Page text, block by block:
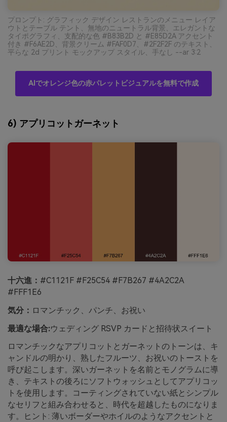
プロンプト: グラフィック デザイン レストランのメニュー レイア
ウトとテーブル テント、無地のニュートラル背景、エレガントな
タイポグラフィ、支配的な色 #B83B2D と #E85D2A アクセント
付き #F6AE2D、背景クリーム #FAF0D7、#2F2F2F のテキスト、
平らな 2d プリント モックアップ スタイル、手なし --ar 3:2
AIでオレンジ色の赤パレットビジュアルを無料で作成
6) アプリコットガーネット
十六進： #C1121F #F25C54 #F7B267 #4A2C2A
#FFF1E6
気分： ロマンチック、パンチ、お祝い
最適な場合:ウェディング RSVP カードと招待状スイート
ロマンチックなアプリコットとガーネットのトーンは、キ
ャンドルの明かり、熟したフルーツ、お祝いのトーストを
呼び起こします。深いガーネットを名前とモノグラムに導
き、テキストの後ろにソフトウォッシュとしてアプリコッ
トを使用します。コーティングされていない紙とシンプル
なセリフと組み合わせると、時代を超越したものになりま
す。ヒント: 薄いボーダーやホイルのようなアクセントと